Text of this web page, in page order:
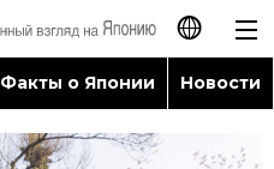
日本語
English
Факты о Японии Новости